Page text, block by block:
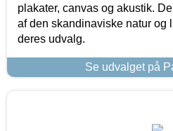
plakater, canvas og akustik.
af den skandinaviske natur og
deres udvalg.
Se udvalget på